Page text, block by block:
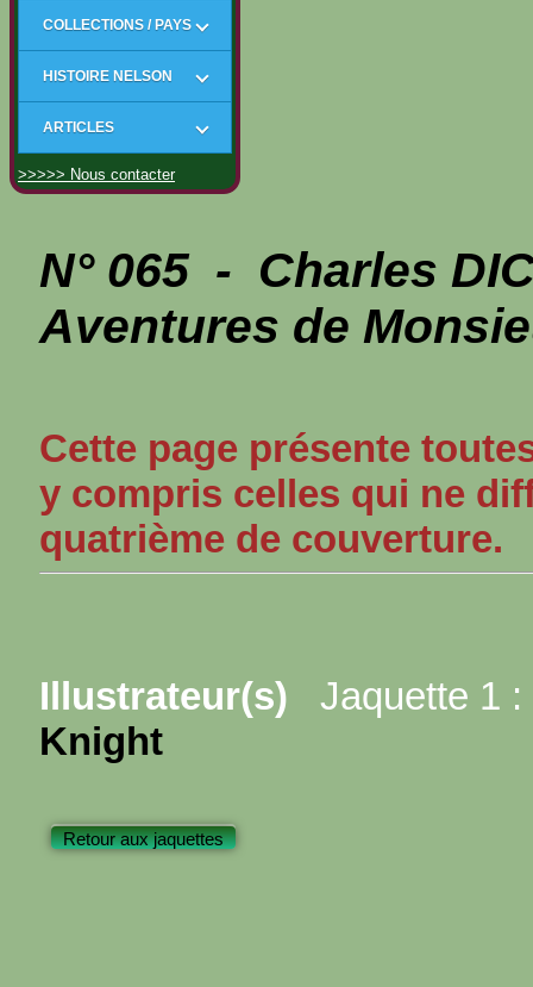
COLLECTIONS / PAYS
HISTOIRE NELSON
ARTICLES
>>>>> Nous contacter
N° 065 - Charles
Aventures de
Cette page présente
y compris celles qui ne
quatrième de couverture.
Illustrateur(s) Jaquette 1 :
Knight
Retour aux jaquettes